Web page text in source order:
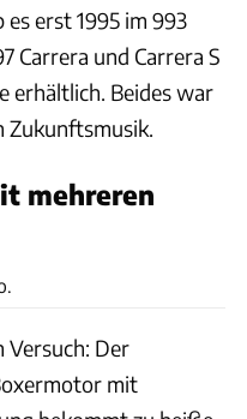
erst 1995 im 993
Carrera und Carrera S
erhältlich. Beides war
Zukunftsmusik.
mehreren
Versuch: Der
mit